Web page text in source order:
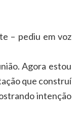
– pediu em voz
Agora estou
que construí
intenção